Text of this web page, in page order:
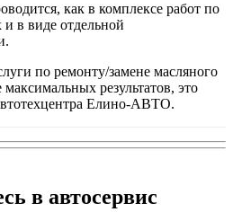
как в комплексе работ по
и в виде отдельной
по ремонту/замене масляного
результатов, это
Елино-АВТО.
в автосервис